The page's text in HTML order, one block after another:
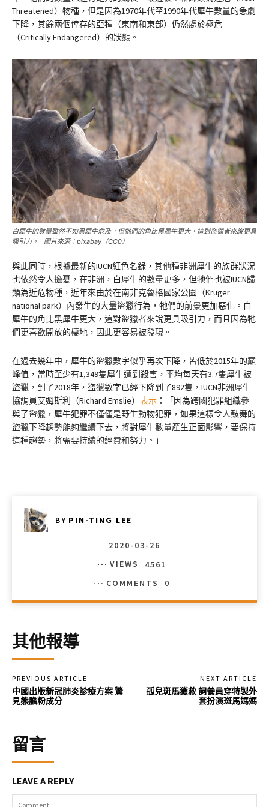
Threatened）物種，但是因為1970年代至1990年代犀牛數量的急劇
下降，其餘兩個倖存的亞種（東南和東部）仍然處於極危
（Critically Endangered）的狀態。
白犀牛的數量雖然不如黑犀牛危及，但牠們的角比黑犀牛更大，這對盜獵者來說更具
吸引力。 圖片來源：pixabay（CC0）
與此同時，根據最新的IUCN紅色名錄，其他種非洲犀牛的族群狀況
也依然令人擔憂，在非洲，白犀牛的數量更多，但牠們也被IUCN歸
類為近危物種，近年來由於在南非克魯格國家公園（Kruger
national park）內發生的大量盜獵行為，牠們的前景更加惡化。白
犀牛的角比黑犀牛更大，這對盜獵者來說更具吸引力，而且因為牠
們更喜歡開放的棲地，因此更容易被發現。
在過去幾年中，犀牛的盜獵數字似乎再次下降，皆低於2015年的巔
峰值，當時至少有1,349隻犀牛遭到殺害，平均每天有3.7隻犀牛被
盜獵，到了2018年，盜獵數字已經下降到了892隻，IUCN非洲犀牛
協調員艾姆斯利（Richard Emslie） 表示 ：「因為跨國犯罪組織參
與了盜獵，犀牛犯罪不僅僅是野生動物犯罪，如果這樣令人鼓舞的
盜獵下降趨勢能夠繼續下去，將對犀牛數量產生正面影響，要保持
這種趨勢，將需要持續的經費和努力。」
BY PIN-TING LEE
2020-03-26
VIEWS
4561
COMMENTS
0
其他報導
PREVIOUS ARTICLE
中國出版新冠肺炎診療方案 驚
見熊膽粉成分
NEXT ARTICLE
孤兒斑馬獲救 飼養員穿特製外
套扮演斑馬媽媽
留言
LEAVE A REPLY